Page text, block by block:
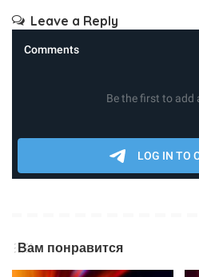
Leave a Reply
Вам понравится